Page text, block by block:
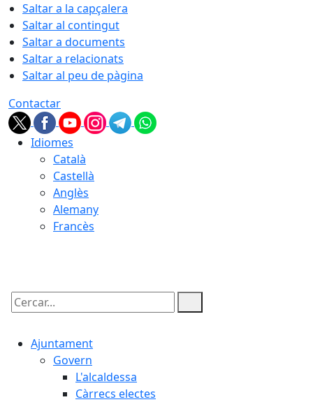
Saltar a la capçalera
Saltar al contingut
Saltar a documents
Saltar a relacionats
Saltar al peu de pàgina
Contactar
Idiomes
Català
Castellà
Anglès
Alemany
Francès
Cercar:
Ajuntament
Govern
L'alcaldessa
Càrrecs electes